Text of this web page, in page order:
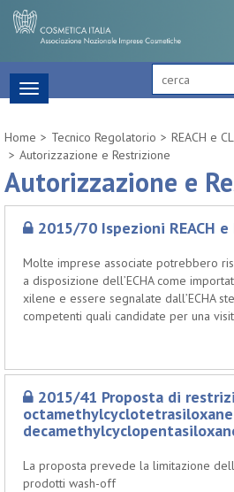
Toggle
navigation
Home
Tecnico Regolatorio
REACH e
Autorizzazione e Restrizione
Autorizzazione e
2015/70 Ispezioni REACH
Molte imprese associate potrebbero
a disposizione dell’ECHA come
xilene e essere segnalate dall’ECHA
competenti quali candidate per una
2015/41 Proposta di
La proposta prevede la limitazione
prodotti wash-off